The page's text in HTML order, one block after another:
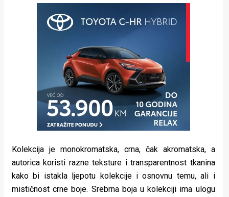
Kolekcija je monokromatska, crna, čak akromatska, a
autorica koristi razne teksture i transparentnost tkanina
kako bi istakla ljepotu kolekcije i osnovnu temu, ali i
mističnost crne boje. Srebrna boja u kolekciji ima ulogu